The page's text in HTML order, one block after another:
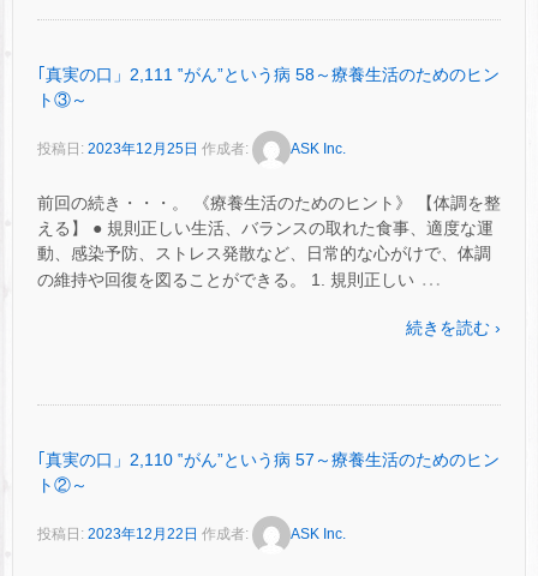
｢真実の口」2,111 ‟がん”という病 58～療養生活のためのヒン
ト③～
投稿日: 2023年12月25日 作成者: ASK Inc.
前回の続き・・・。 《療養生活のためのヒント》 【体調を整
える】 ● 規則正しい生活、バランスの取れた食事、適度な運
動、感染予防、ストレス発散など、日常的な心がけで、体調
の維持や回復を図ることができる。 1. 規則正しい …
続きを読む ›
｢真実の口」2,110 ‟がん”という病 57～療養生活のためのヒン
ト②～
投稿日: 2023年12月22日 作成者: ASK Inc.